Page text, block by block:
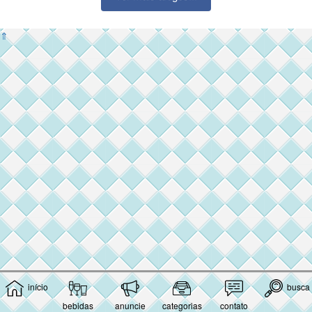
início
bebidas
anuncie categorias contato
busca
⇑